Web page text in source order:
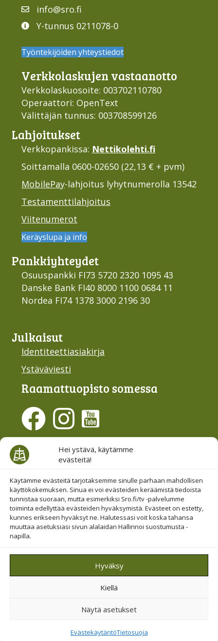
Hei ystävä, käytämme
evästeitä!
Käytämme evästeitä tarjotaksemme sinulle parhaan mahdollisen
käyttökokemuksen. Sinua ei voi evästeiden keräämistä tiedoista
tunnistaa suoraan, mutta esimerkiksi Sro.fi/tv -palvelumme
toiminta edellyttää evästeiden hyväksymistä. Evästeet on estetty,
kunnes erikseen hyväksyt ne. Halutessasi voit koska tahansa
muuttaa asetuksiasi sivun alalaidan Hallinnoi suostumusta -
napilla.
Hyväksy
Kiellä
Näytä asetukset
EvästekäytäntöTietosuoja
info@sro.fi
Y-tunnus 0211078-0
Työntekijöiden yhteystiedot
Verkko­laskujen vastaan­otto
Verkkolaskuosoite: 003702110780
Operaattori: OpenText
Välittäjän tunnus: 003708599126
Lahjoi­tukset
Verkkopankissa: Nettikolehti.fi
Soittamalla 0600-02650 (22,13 € + pvm)
MobilePay-lahjoitus lyhytnumerolla 13542
Testamenttilahjoitus
Viitenumerot
Keräyslupa ja info
Pankki­yhteydet
Osuuspankki FI73 5720 2320 1095 43
Danske Bank FI40 8000 1100 0684 11
Nordea FI74 1378 3000 2196 30
Julkaisut
Identiteettiasiakirja
Ystäväviesti
Raamattu­opisto somessa
Evästesuostumus
Hallinnoi evästeitä
Etsi sivuiltamme
© 2019-2026 Suomen Raamattuopiston Säätiö
Saavutettavuus huomioitu
Tietosuojajaehdot
Tietosuoja